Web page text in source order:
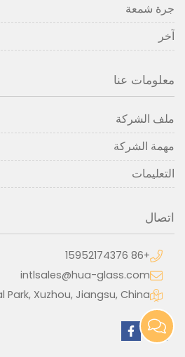
جرة شمعة
آخر
معلومات عنا
ملف الشركة
مهمة الشركة
التعليمات
اتصال
+86 15952174376
intlsales@hua-glass.com
Xuzhou, Jiangsu, China.